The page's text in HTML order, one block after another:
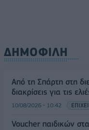
ΔΗΜΟΦΙΛΗ
Από τη Σπάρτη στη
διακρίσεις για τις
10/08/2026 - 10:42
Voucher παιδικών